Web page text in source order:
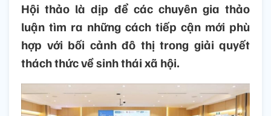
Hội thảo là dịp để các chuyên gia thảo
luận tìm ra những cách tiếp cận mới phù
hợp với bối cảnh đô thị trong giải quyết
thách thức về sinh thái xã hội.